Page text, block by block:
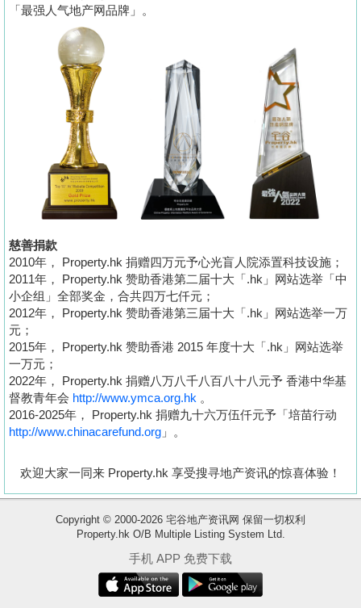
「最强人气地产网品牌」。
慈善捐款
2010年， Property.hk 捐赠四万元予心光盲人院添置科技设施；
2011年， Property.hk 赞助香港第二届十大「.hk」网站选举「中
小企组」全部奖金，合共四万七仟元；
2012年， Property.hk 赞助香港第三届十大「.hk」网站选举一万
元；
2015年， Property.hk 赞助香港 2015 年度十大「.hk」网站选举
一万元；
2022年， Property.hk 捐赠八万八千八百八十八元予 香港中华基
督教青年会 http://www.ymca.org.hk 。
2016-2025年， Property.hk 捐赠九十六万伍仟元予「培苗行动
http://www.chinacarefund.org 」。
欢迎大家一同来 Property.hk 享受搜寻地产资讯的惊喜体验！
Copyright © 2000-2026 宅谷地产资讯网 保留一切权利
Property.hk O/B Multiple Listing System Ltd.
手机 APP 免费下载